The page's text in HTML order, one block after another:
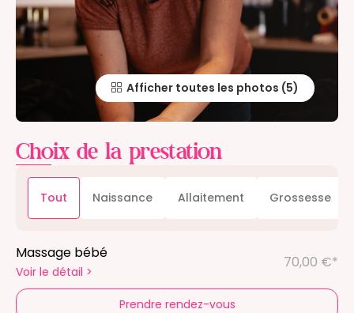
Afficher toutes les photos
Choix de la prestation
Tout Naissance Allaitement Grossesse
Massage bébé
Voir le détail >
70,00 €*
Prendre rendez-vous